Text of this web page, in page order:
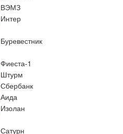
ВЭМЗ
Интер
Буревестник
Фиеста-1
Штурм
Сбербанк
Аида
Изолан
Сатурн